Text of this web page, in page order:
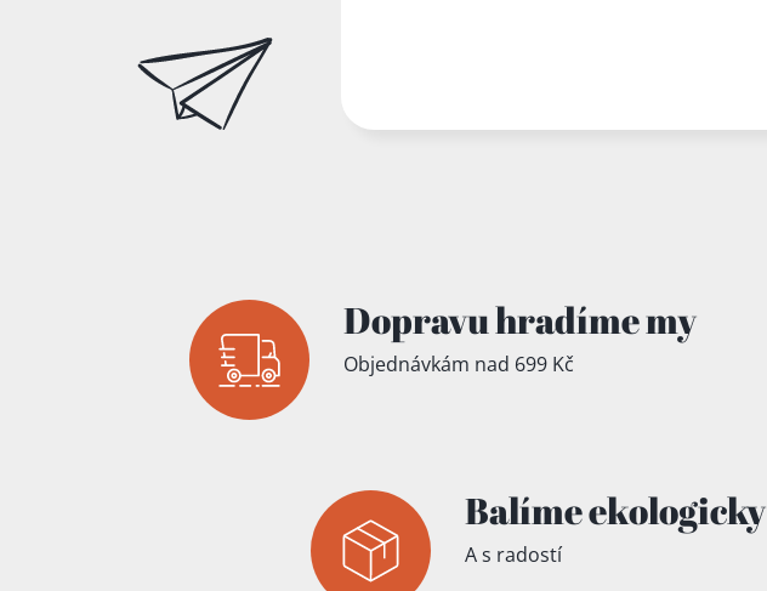
Dopravu hradíme my
Objednávkám nad 699 Kč
Balíme ekologicky
A s radostí
Přidáno do košíku!